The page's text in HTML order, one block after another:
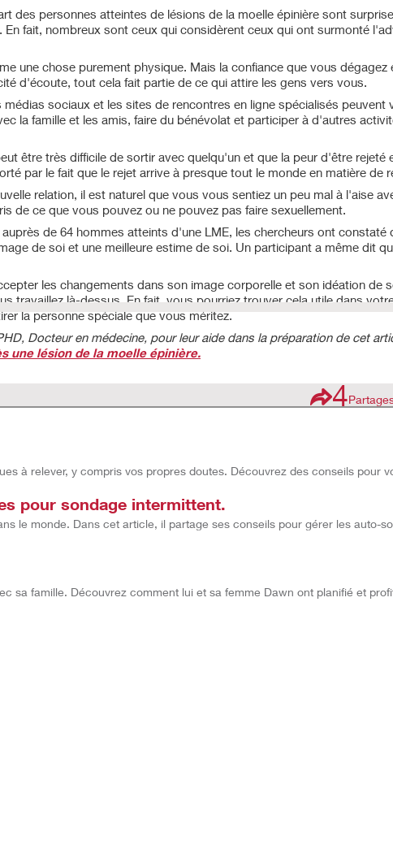
des personnes atteintes de lésions de la moelle épinière sont
fait, nombreux sont ceux qui considèrent ceux qui ont surmonté
une chose purement physique. Mais la confiance que vous
d'écoute, tout cela fait partie de ce qui attire les gens vers vous.
médias sociaux et les sites de rencontres en ligne spécialisés peuvent
la famille et les amis, faire du bénévolat et participer à d'autres
être très difficile de sortir avec quelqu'un et que la peur d'être rejeté
par le fait que le rejet arrive à presque tout le monde en matière de
relation, il est naturel que vous vous sentiez un peu mal à l'aise
de ce que vous pouvez ou ne pouvez pas faire sexuellement.
de 64 hommes atteints d'une LME, les chercheurs ont constaté
de soi et une meilleure estime de soi. Un participant a même dit
les changements dans son image corporelle et son idéation de
travaillez là-dessus. En fait, vous pourriez trouver cela utile dans
la personne spéciale que vous méritez.
Docteur en médecine, pour leur aide dans la préparation de cet
une lésion de la moelle épinière.
4
à relever, y compris vos propres doutes. Découvrez des conseils pour
pour sondage intermittent.
le monde. Dans cet article, il partage ses conseils pour gérer les auto-
sa famille. Découvrez comment lui et sa femme Dawn ont planifié et